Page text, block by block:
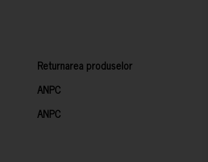
Returnarea produselor
ANPC
ANPC